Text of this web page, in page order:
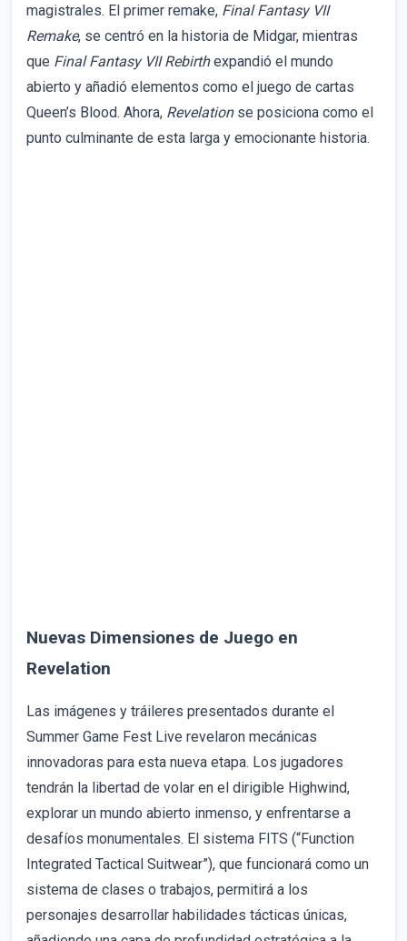
magistrales. El primer remake, Final Fantasy VII
Remake, se centró en la historia de Midgar, mientras
que Final Fantasy VII Rebirthexpandió el mundo
abierto y añadió elementos como el juego de cartas
Queen’s Blood. Ahora, Revelationse posiciona como el
punto culminante de esta larga y emocionante historia.
Nuevas Dimensiones de Juego en
Revelation
Las imágenes y tráileres presentados durante el
Summer Game Fest Live revelaron mecánicas
innovadoras para esta nueva etapa. Los jugadores
tendrán la libertad de volar en el dirigible Highwind,
explorar un mundo abierto inmenso, y enfrentarse a
desafíos monumentales. El sistema FITS (“Function
Integrated Tactical Suitwear”), que funcionará como un
sistema de clases o trabajos, permitirá a los
personajes desarrollar habilidades tácticas únicas,